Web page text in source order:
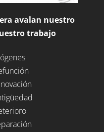
avalan nuestro
trabajo